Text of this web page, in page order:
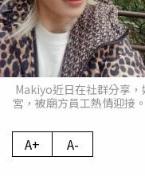
Makiyo近日在社群分享
宮，被廟方員工熱情迎接
A+ A-